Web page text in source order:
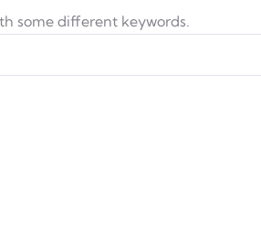
some different keywords.